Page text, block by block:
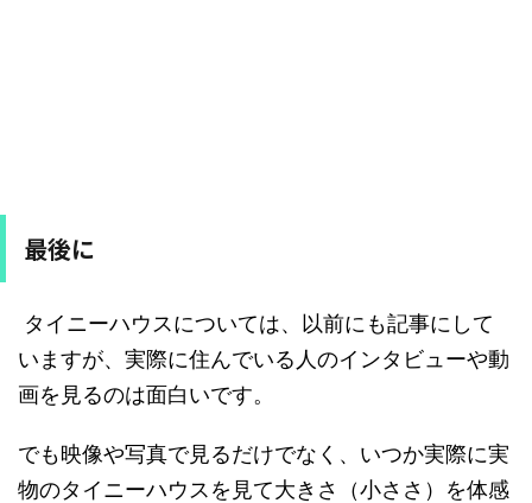
最後に
タイニーハウスについては、以前にも記事にして
いますが、実際に住んでいる人のインタビューや動
画を見るのは面白いです。
でも映像や写真で見るだけでなく、いつか実際に実
物のタイニーハウスを見て大きさ（小ささ）を体感